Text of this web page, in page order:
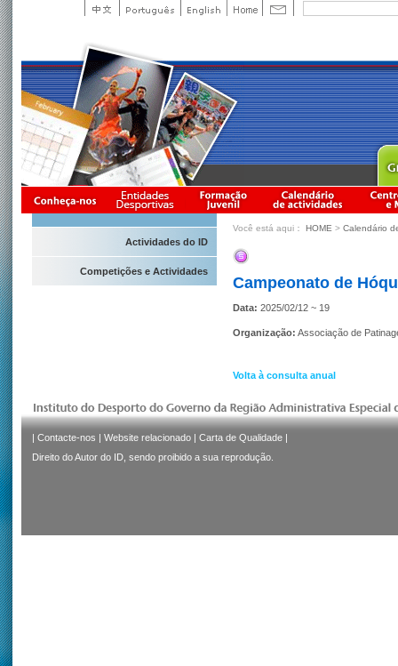
Actividades do ID
Competições e Actividades
Você está aqui： HOME > Calendário
Campeonato de
Data: 2025/02/12 ~ 19
Organização: Associação de
Volta à consulta anual
| Contacte-nos | Website relacionado | Carta de Qualidade |
Direito do Autor do ID, sendo proibido a sua reprodução.